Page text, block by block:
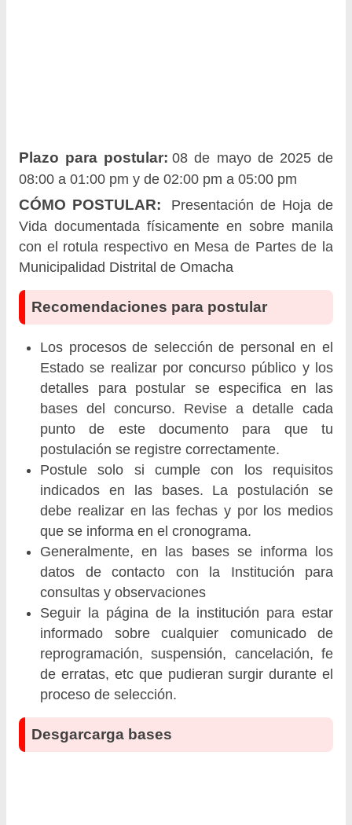
Plazo para postular: 08 de mayo de 2025 de
08:00 a 01:00 pm y de 02:00 pm a 05:00 pm
CÓMO POSTULAR:
Presentación de Hoja de
Vida documentada físicamente en sobre manila
con el rotula respectivo en Mesa de Partes de la
Municipalidad Distrital de Omacha
Recomendaciones para postular
Los procesos de selección de personal en el
Estado se realizar por concurso público y los
detalles para postular se especifica en las
bases del concurso. Revise a detalle cada
punto de este documento para que tu
postulación se registre correctamente.
Postule solo si cumple con los requisitos
indicados en las bases. La postulación se
debe realizar en las fechas y por los medios
que se informa en el cronograma.
Generalmente, en las bases se informa los
datos de contacto con la Institución para
consultas y observaciones
Seguir la página de la institución para estar
informado sobre cualquier comunicado de
reprogramación, suspensión, cancelación, fe
de erratas, etc que pudieran surgir durante el
proceso de selección.
Desgarcarga bases